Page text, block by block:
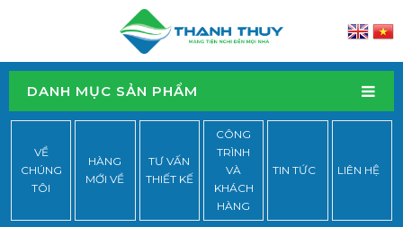
DANH MỤC SẢN PHẨM
VỀ
CHÚNG
TÔI
HÀNG
MỚI VỀ
TƯ VẤN
THIẾT KẾ
CÔNG
TRÌNH
VÀ
KHÁCH
HÀNG
TIN TỨC LIÊN HỆ